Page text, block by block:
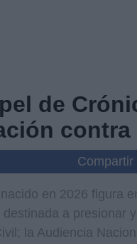
de
en 2026 figura
destinada a presionar
la Audiencia